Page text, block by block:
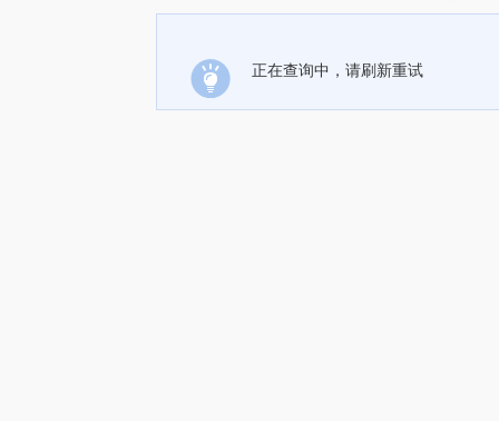
正在查询中，请刷新重试